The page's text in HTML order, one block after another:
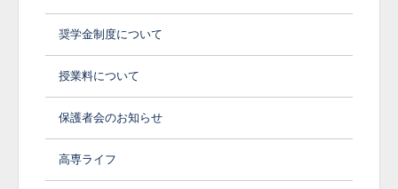
奨学金制度について
授業料について
保護者会のお知らせ
高専ライフ